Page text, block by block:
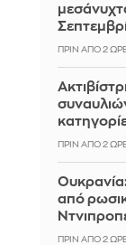
ΠΡΙΝ ΑΠΌ 2
ΠΡΙΝ ΑΠΌ 2
από
ΠΡΙΝ ΑΠΌ 2